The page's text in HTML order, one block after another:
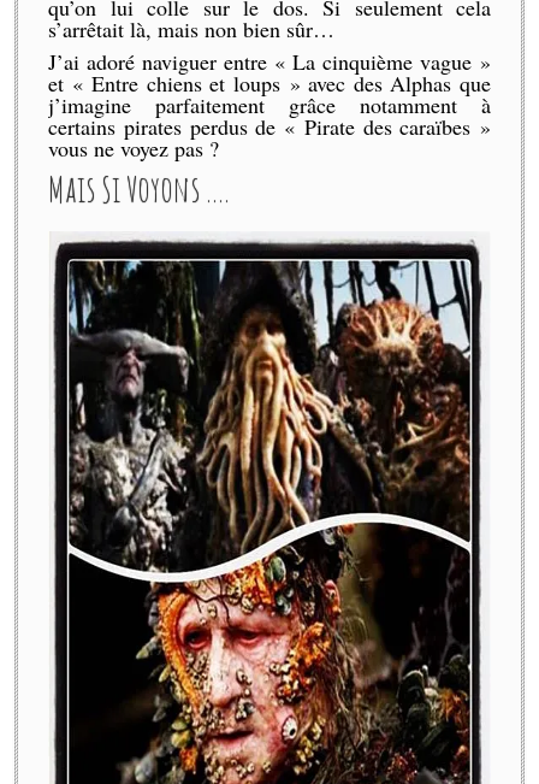
qu’on lui colle sur le dos. Si seulement cela
s’arrêtait là, mais non bien sûr…
J’ai adoré naviguer entre « La cinquième vague »
et « Entre chiens et loups » avec des Alphas que
j’imagine parfaitement grâce notamment à
certains pirates perdus de « Pirate des caraïbes »
vous ne voyez pas ?
Mais Si Voyons ….